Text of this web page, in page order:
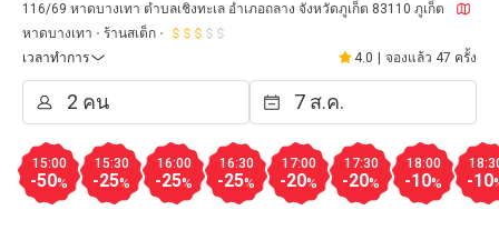
116/69 หาดบางเทา ตำบลเชิงทะเล อำเภอถลาง จังหวัดภูเก็ต 83110 ภูเก็ต
หาดบางเทา
ร้านสเต็ก
เวลาทำการ
4.0 จองแล้ว 47 ครั้ง
15:00
-50%
15:30
-25%
16:00
-25%
16:30
-25%
17:00
-20%
17:30
-20%
18:00
-10% -10